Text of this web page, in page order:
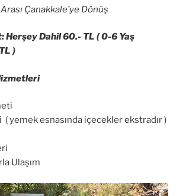
Çanakkale’ye Dönüş
Herşey Dahil 60.- TL ( 0-6 Yaş
)
( yemek esnasında içecekler ekstradır )
Ulaşım